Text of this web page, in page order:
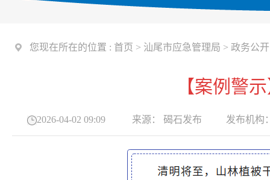
您现在所在的位置 : 首页 > 汕尾市应急管理局 > 政务公开
【案例警
2026-04-02 09:09 来源： 碣石发布 发布机构